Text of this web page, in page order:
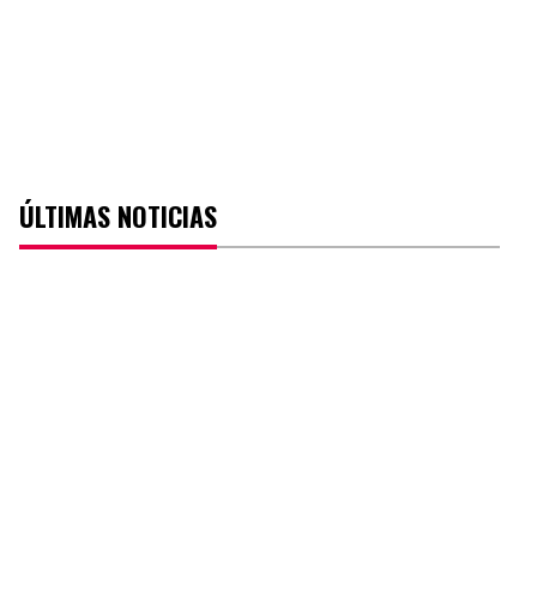
ÚLTIMAS NOTICIAS